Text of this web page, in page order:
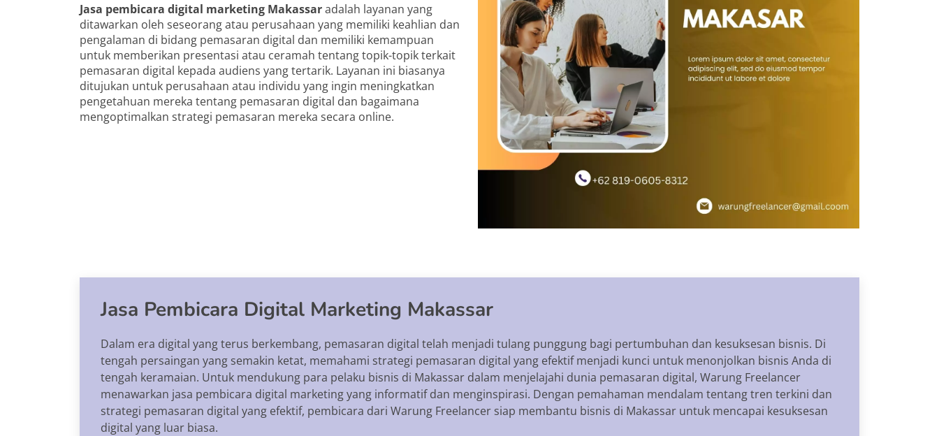
Jasa pembicara digital marketing Makassaradalah layanan yang
ditawarkan oleh seseorang atau perusahaan yang memiliki keahlian dan
pengalaman di bidang pemasaran digital dan memiliki kemampuan
untuk memberikan presentasi atau ceramah tentang topik-topik terkait
pemasaran digital kepada audiens yang tertarik. Layanan ini biasanya
ditujukan untuk perusahaan atau individu yang ingin meningkatkan
pengetahuan mereka tentang pemasaran digital dan bagaimana
mengoptimalkan strategi pemasaran mereka secara online.
Jasa Pembicara Digital Marketing Makassar
Dalam era digital yang terus berkembang, pemasaran digital telah menjadi tulang punggung bagi pertumbuhan dan kesuksesan bisnis. Di
tengah persaingan yang semakin ketat, memahami strategi pemasaran digital yang efektif menjadi kunci untuk menonjolkan bisnis Anda di
tengah keramaian. Untuk mendukung para pelaku bisnis di Makassar dalam menjelajahi dunia pemasaran digital, Warung Freelancer
menawarkan jasa pembicara digital marketing yang informatif dan menginspirasi. Dengan pemahaman mendalam tentang tren terkini dan
strategi pemasaran digital yang efektif, pembicara dari Warung Freelancer siap membantu bisnis di Makassar untuk mencapai kesuksesan
digital yang luar biasa.